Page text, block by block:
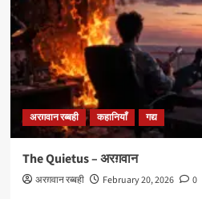
अरग़वान रब्बही कहानियाँ गद्य
The Quietus – अरग़वान
अरग़वान रब्बही February 20, 2026 0